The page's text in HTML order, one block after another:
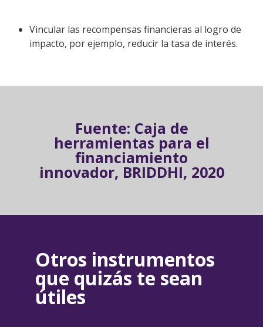
Vincular las recompensas financieras al logro de
impacto, por ejemplo, reducir la tasa de interés.
Fuente: Caja de
herramientas para el
financiamiento
innovador, BRIDDHI, 2020
Otros instrumentos
que quizás te sean
útiles